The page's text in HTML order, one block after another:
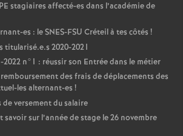
stagiaires affecté-es dans l’académie de
es : leSNES-FSU Créteil à tes côtés !
titularisé.e.s 2020-2021
n°1 : réussir son Entrée dans le métier
des frais de déplacements des
les alternant-es !
versement du salaire
sur l’année de stage le 26 novembre